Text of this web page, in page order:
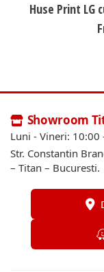
Huse Print LG
Showroom
Luni - Vineri: 10:00
Str. Constantin
– Titan – Bucuresti.